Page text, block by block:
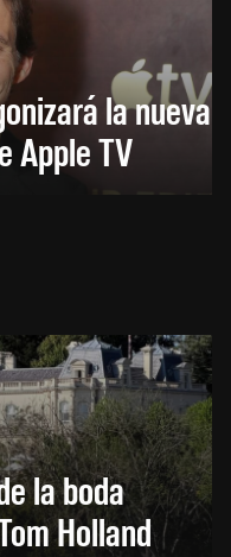
la nueva
Apple TV
la boda
Holland